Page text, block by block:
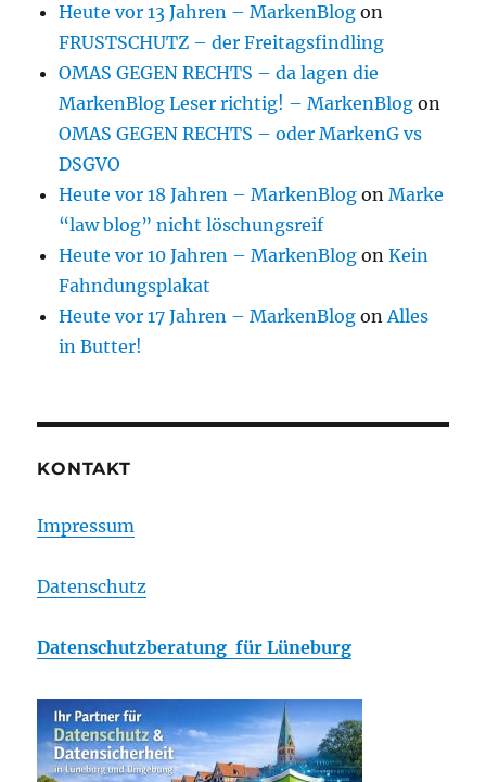
Heute vor 13 Jahren – MarkenBlog on
FRUSTSCHUTZ – der Freitagsfindling
OMAS GEGEN RECHTS – da lagen die
MarkenBlog Leser richtig! – MarkenBlog on
OMAS GEGEN RECHTS – oder MarkenG vs
DSGVO
Heute vor 18 Jahren – MarkenBlog onMarke
“law blog” nicht löschungsreif
Heute vor 10 Jahren – MarkenBlog onKein
Fahndungsplakat
Heute vor 17 Jahren – MarkenBlog onAlles
in Butter!
KONTAKT
Impressum
Datenschutz
Datenschutzberatung für Lüneburg